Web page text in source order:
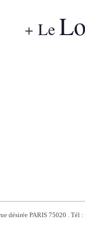
+ Le
désirée PARIS 75020 . Tél :